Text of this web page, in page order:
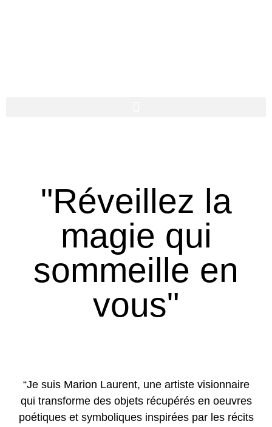
"Réveillez la
magie qui
sommeille en
vous"
“Je suis Marion Laurent, une artiste visionnaire
qui transforme des objets récupérés en oeuvres
poétiques et symboliques inspirées par les récits